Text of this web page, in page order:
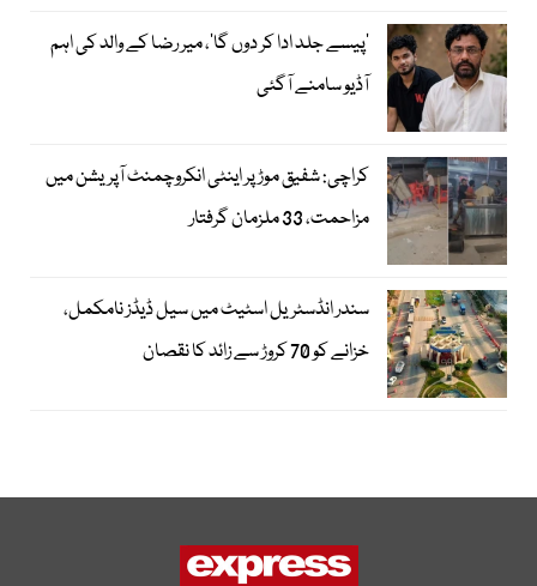
’پیسے جلد ادا کر دوں گا‘، میر رضا کے والد کی اہم
آڈیو سامنے آگئی
کراچی: شفیق موڑ پر اینٹی انکروچمنٹ آپریشن میں
مزاحمت، 33 ملزمان گرفتار
سندر انڈسٹریل اسٹیٹ میں سیل ڈیڈز نامکمل،
خزانے کو 70 کروڑ سے زائد کا نقصان